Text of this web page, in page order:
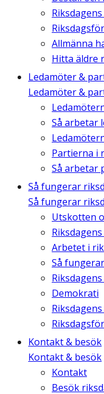
Allmänna
Hitta äldre
Ledamöter &
Ledamöter &
Så arbetar
Partierna i
Så arbetar
Så fungerar
Så fungerar
Utskotten
Arbetet i
Så
Demokrati
Kontakt & besök
Kontakt & besök
Kontakt
Besök